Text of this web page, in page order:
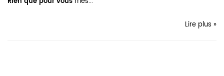
Lire plus »